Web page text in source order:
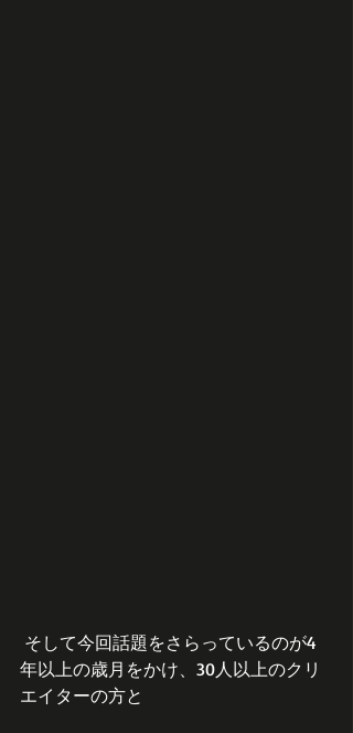
年以上の歳月をかけ、30人以上のクリ
エイターの方と